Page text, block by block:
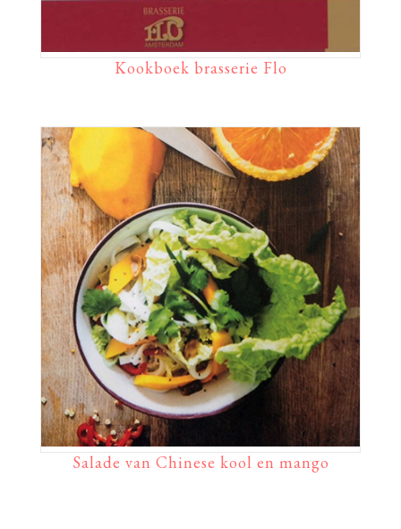
Kookboek brasserie Flo
Salade van Chinese kool en mango